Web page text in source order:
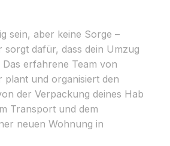
sein, aber keine Sorge –
sorgt dafür, dass dein Umzug
erfahrene Team von
plant und organisiert den
der Verpackung deines Hab
Transport und dem
neuen Wohnung in